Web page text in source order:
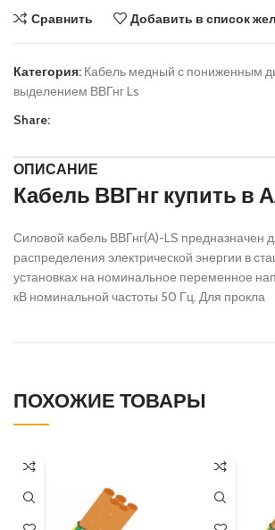
Сравнить Добавить в список
Категория: Кабель медный с пониженным
выделением ВВГнг Ls
Share:
ОПИСАНИЕ
Кабель ВВГнг купить в
Силовой кабель ВВГнг(А)-LS предназначен
распределения электрической энергии в
установках на номинальное переменное
кВ номинальной частоты 50 Гц. Для прокла
ПОХОЖИЕ ТОВАРЫ